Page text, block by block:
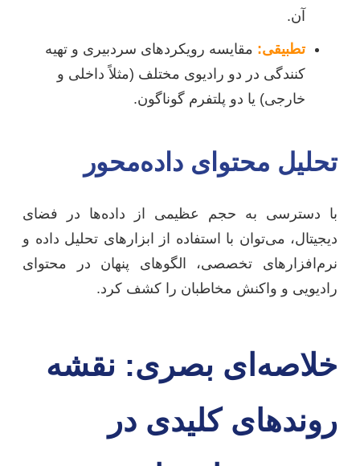
آن.
تطبیقی: مقایسه رویکردهای سردبیری و تهیه
کنندگی در دو رادیوی مختلف (مثلاً داخلی و
خارجی) یا دو پلتفرم گوناگون.
تحلیل محتوای داده‌محور
با دسترسی به حجم عظیمی از داده‌ها در فضای
دیجیتال، می‌توان با استفاده از ابزارهای تحلیل داده و
نرم‌افزارهای تخصصی، الگوهای پنهان در محتوای
رادیویی و واکنش مخاطبان را کشف کرد.
خلاصه‌ای بصری: نقشه
روندهای کلیدی در